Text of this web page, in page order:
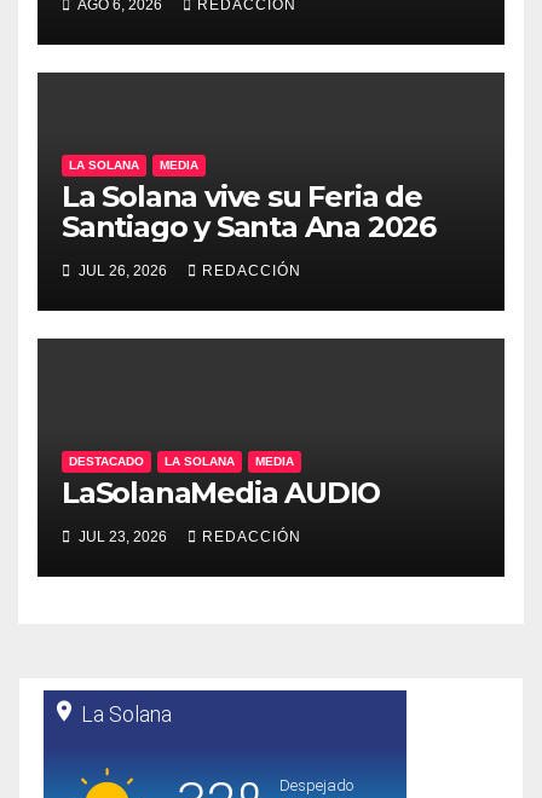
AGO 6, 2026 REDACCIÓN
LA SOLANA MEDIA
La Solana vive su Feria de
Santiago y Santa Ana 2026
JUL 26, 2026 REDACCIÓN
DESTACADO LA SOLANA MEDIA
LaSolanaMedia AUDIO
JUL 23, 2026 REDACCIÓN